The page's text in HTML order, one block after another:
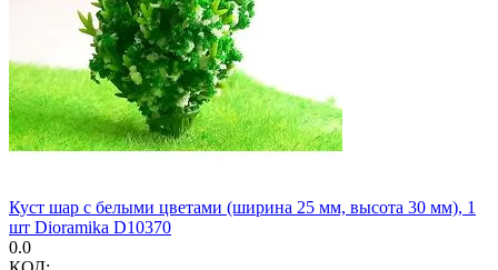
Куст шар с белыми цветами (ширина 25 мм, высота 30 мм), 1
шт Dioramika D10370
0.0